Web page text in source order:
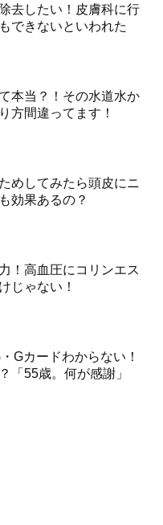
去したい！皮膚科に行
できないといわれた
本当？！その水道水か
方間違ってます！
めしてみたら頭皮にニ
効果あるの？
！高血圧にコリンエス
じゃない！
Gカードわからない！
「55歳。何が感謝」